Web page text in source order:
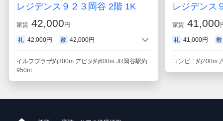
レジデンス９２３岡谷 2階 1K
家賃 42,000 円
礼 42,000円 敷 42,000円
イルフプラザ約300m アピタ約600m JR岡谷駅約
950m
レジデンス
家賃 41,000
礼 41,000円
敷
コンビニ約200m